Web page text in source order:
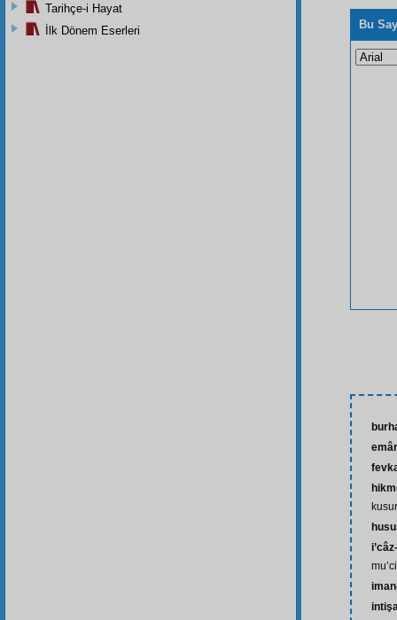
Bu
Tarihçe-i Hayat
İlk Dönem Eserleri